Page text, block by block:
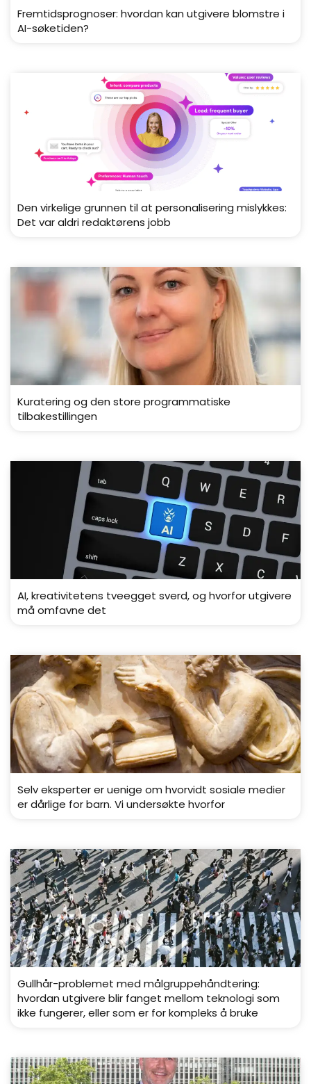
Fremtidsprognoser: hvordan kan utgivere blomstre i
AI-søketiden?
Den virkelige grunnen til at personalisering mislykkes:
Det var aldri redaktørens jobb
Kuratering og den store programmatiske
tilbakestillingen
AI, kreativitetens tveegget sverd, og hvorfor utgivere
må omfavne det
Selv eksperter er uenige om hvorvidt sosiale medier
er dårlige for barn. Vi undersøkte hvorfor
Gullhår-problemet med målgruppehåndtering:
hvordan utgivere blir fanget mellom teknologi som
ikke fungerer, eller som er for kompleks å bruke